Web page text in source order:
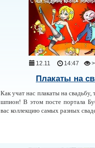
12.11 14:47
Плакаты на
Как учат нас плакаты на
шпион! В этом посте портала
вас коллекцию самых разных